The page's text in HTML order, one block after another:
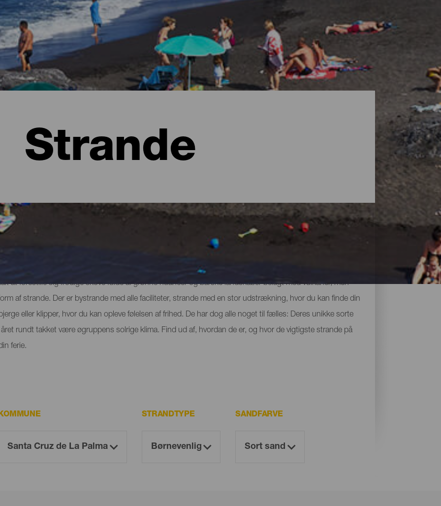
Strande
at forestille sig frodige skove fulde af grønne nuancer og barske landskaber belagt med vulkaner, men
af strande. Der er bystrande med alle faciliteter, strande med en stor udstrækning, hvor du kan finde din
eller klipper, hvor du kan opleve følelsen af frihed. De har dog alle noget til fælles: Deres unikke sorte
rundt takket være øgruppens solrige klima. Find ud af, hvordan de er, og hvor de vigtigste strande på
ferie.
STRANDTYPE SANDFARVE